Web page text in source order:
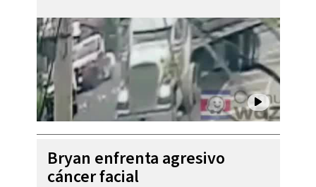
Bryan enfrenta agresivo
cáncer facial